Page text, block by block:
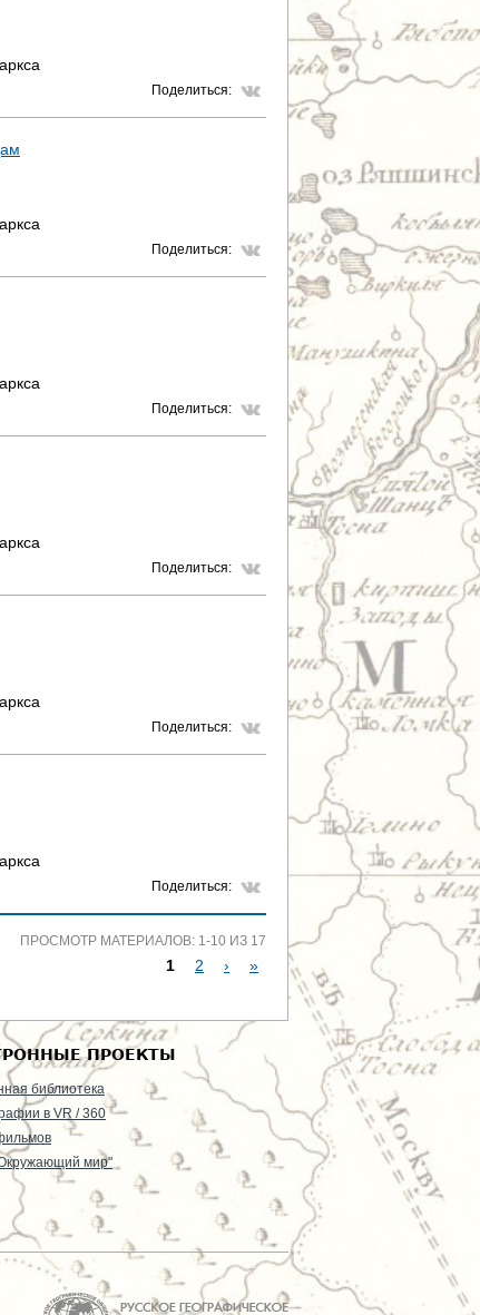
Поделиться:
Поделиться:
Поделиться:
Поделиться:
Поделиться:
Поделиться:
ПРОСМОТР МАТЕРИАЛОВ: 1-10 ИЗ 17
Т
Ц
Ы
1 2 › »
ПРОЕКТЫ
библиотека
в VR / 360
мир"